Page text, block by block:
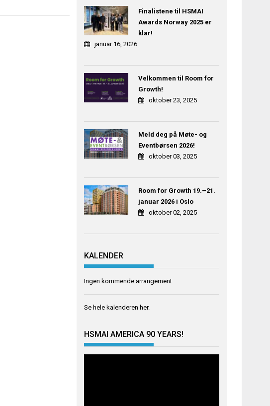
Finalistene til HSMAI
Awards Norway 2025 er
klar!
januar 16, 2026
Velkommen til Room for
Growth!
oktober 23, 2025
Meld deg på Møte- og
Eventbørsen 2026!
oktober 03, 2025
Room for Growth 19.–21.
januar 2026 i Oslo
oktober 02, 2025
KALENDER
Ingen kommende arrangement
Se hele kalenderen her.
HSMAI AMERICA 90 YEARS!